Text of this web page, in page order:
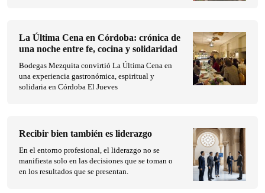
La Última Cena en Córdoba: crónica de
una noche entre fe, cocina y solidaridad
Bodegas Mezquita convirtió La Última Cena en
una experiencia gastronómica, espiritual y
solidaria en Córdoba El Jueves
Recibir bien también es liderazgo
En el entorno profesional, el liderazgo no se
manifiesta solo en las decisiones que se toman o
en los resultados que se presentan.